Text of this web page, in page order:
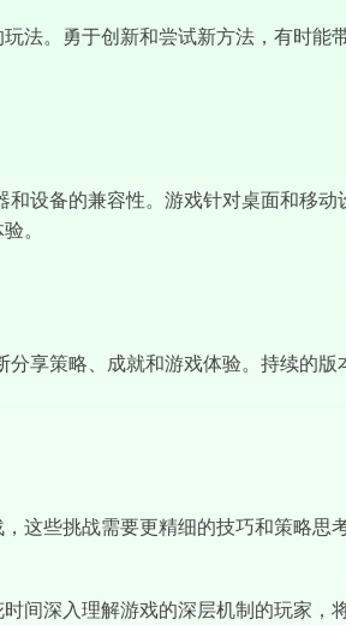
法。勇于创新和尝试新方法，有时
设备的兼容性。游戏针对桌面和移
。
享策略、成就和游戏体验。持续的
这些挑战需要更精细的技巧和策略
间深入理解游戏的深层机制的玩家，